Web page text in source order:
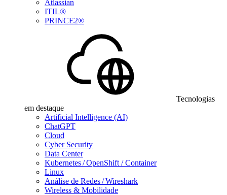
Atlassian
ITIL®
PRINCE2®
Tecnologias
em destaque
Artificial Intelligence (AI)
ChatGPT
Cloud
Cyber Security
Data Center
Kubernetes / OpenShift / Container
Linux
Análise de Redes / Wireshark
Wireless & Mobilidade